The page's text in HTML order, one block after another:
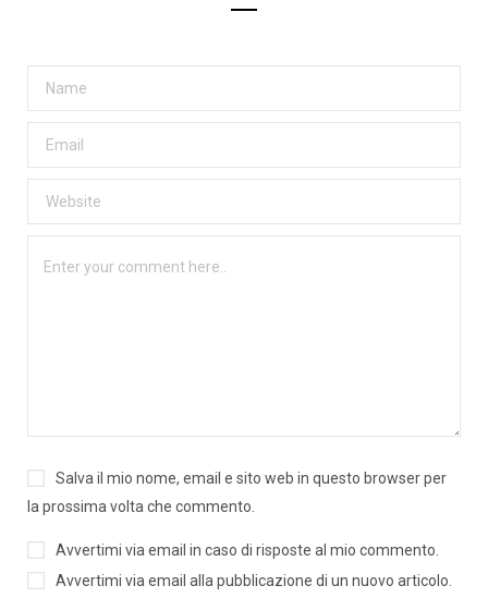
Salva il mio nome, email e sito web in questo browser per
la prossima volta che commento.
Avvertimi via email in caso di risposte al mio commento.
Avvertimi via email alla pubblicazione di un nuovo articolo.